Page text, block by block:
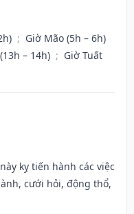
; Giờ Mão (5h – 6h)
– 14h) ; Giờ Tuất
kỵ tiến hành các việc
cưới hỏi, động thổ,